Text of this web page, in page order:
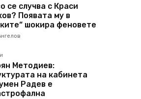
се случва с Краси
Появата му в
шокира феновете
Методиев:
на кабинета
Радев е